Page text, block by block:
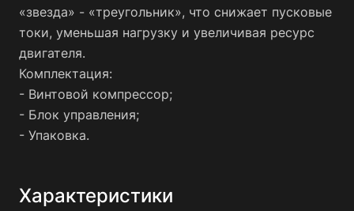
«звезда» - «треугольник», что снижает пусковые
токи, уменьшая нагрузку и увеличивая ресурс
двигателя.
Комплектация:
- Винтовой компрессор;
- Блок управления;
- Упаковка.
Характеристики